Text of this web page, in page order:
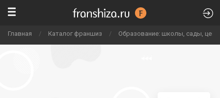
Главная / Каталог франшиз / Образование: школы, сады,